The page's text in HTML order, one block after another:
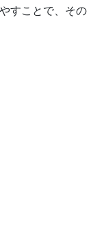
すことで、その